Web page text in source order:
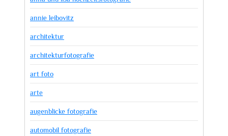
annie leibovitz
architektur
architekturfotografie
art foto
arte
augenblicke fotografie
automobil fotografie